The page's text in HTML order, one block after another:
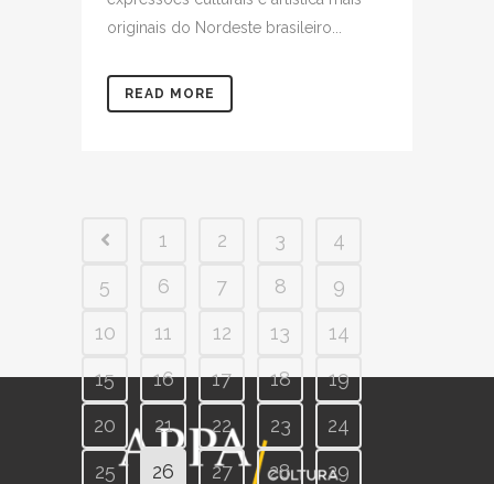
originais do Nordeste brasileiro...
READ MORE
1 2 3
4
5
6 7 8
9
10
11 12 13
14
15
16 17 18
19
20
21 22 23
24
25
26 27 28
29